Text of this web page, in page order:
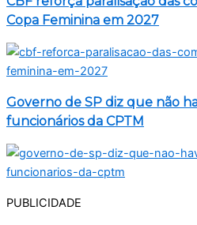
Copa Feminina em 2027
Governo de SP diz que não
funcionários da CPTM
PUBLICIDADE